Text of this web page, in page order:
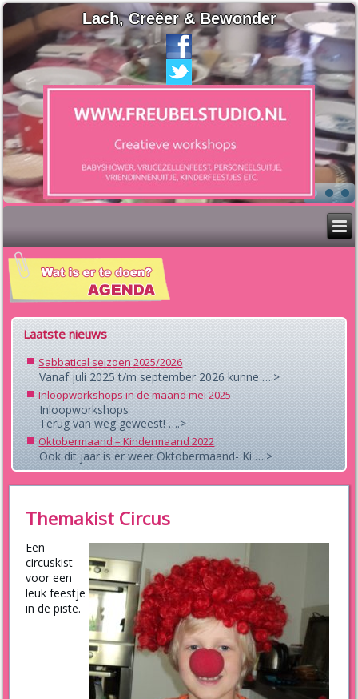
Lach, Creëer & Bewonder
Laatste nieuws
Sabbatical seizoen 2025/2026
Vanaf juli 2025 t/m september 2026 kunne ….>
Inloopworkshops in de maand mei 2025
Inloopworkshops
Terug van weg geweest! ….>
Oktobermaand – Kindermaand 2022
Ook dit jaar is er weer Oktobermaand- Ki ….>
Themakist Circus
Een
circuskist
voor een
leuk feestje
in de piste.